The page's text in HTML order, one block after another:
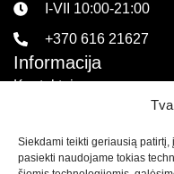
Siekdami teikti geriausią
pasiekti naudojame tokias
I-VII 10:00-21:00
+370 616 21627
Informacija
Kontaktai
Pirkimo sąlygos ir
Privatumo politika
Sekite mus